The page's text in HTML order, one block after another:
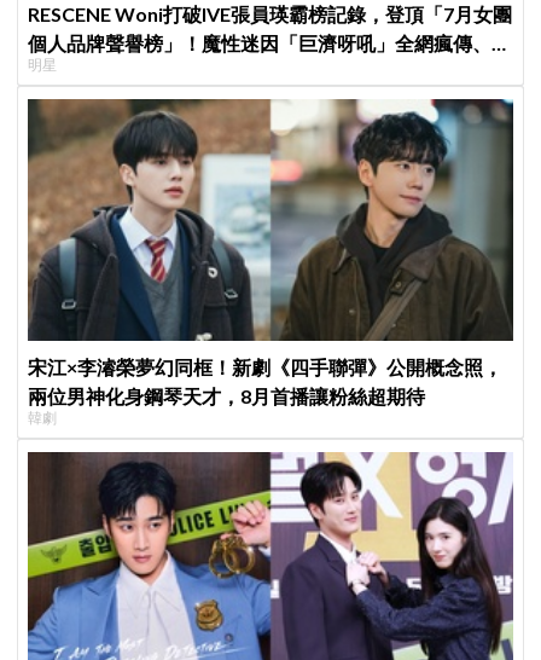
RESCENE Woni打破IVE張員瑛霸榜記錄，登頂「7月女團
個人品牌聲譽榜」！魔性迷因「巨濟呀吼」全網瘋傳、逆
襲Melon第一
明星
宋江×李濬榮夢幻同框！新劇《四手聯彈》公開概念照，
兩位男神化身鋼琴天才，8月首播讓粉絲超期待
韓劇